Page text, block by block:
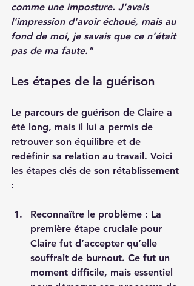
comme une imposture. J'avais
l'impression d'avoir échoué, mais au
fond de moi, je savais que ce n’était
pas de ma faute."
Les étapes de la guérison
Le parcours de guérison de Claire a
été long, mais il lui a permis de
retrouver son équilibre et de
redéfinir sa relation au travail. Voici
les étapes clés de son rétablissement
:
Reconnaître le problème : La
première étape cruciale pour
Claire fut d’accepter qu’elle
souffrait de burnout. Ce fut un
moment difficile, mais essentiel